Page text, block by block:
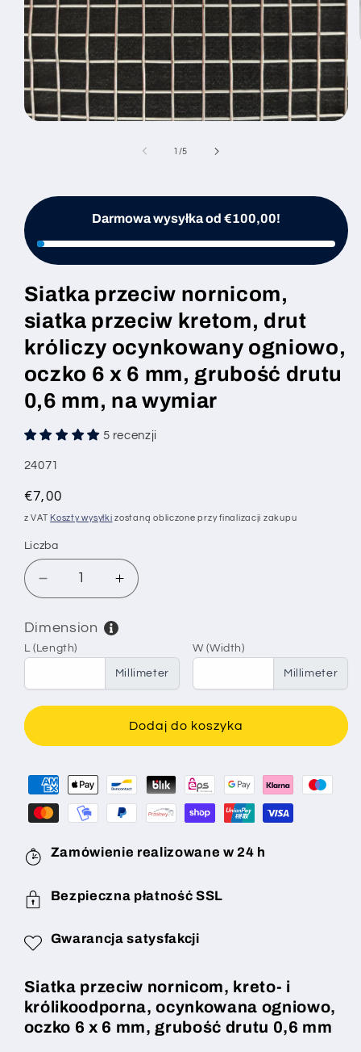
1 /z5
Darmowa wysyłka od €100,00!
Siatka przeciw nornicom,
siatka przeciw kretom, drut
króliczy ocynkowany ogniowo,
oczko 6 x 6 mm, grubość drutu
0,6 mm, na wymiar
5 recenzji
SKU:
24071
Cena
regularna
€7,00
z VAT Koszty wysyłki zostaną obliczone przy finalizacji zakupu
Liczba
Zmniejsz
ilość
dla
przeciw
siatka
przeciw
drut
ocynkowany
ogniowo,
oczko
mm,
grubość
0,6
na
wymiar
Zwiększ
ilość
dla
przeciw
nornicom,
siatka
przeciw
kretom,
drut
ocynkowany
ogniowo,
oczko
x
mm,
grubość
0,6
na
wymiar
Dimension
L (Length)
Millimeter
W (Width)
Millimeter
Dodaj do koszyka
Zamówienie realizowane w 24 h
Bezpieczna płatność SSL
Gwarancja satysfakcji
Siatka przeciw nornicom, kreto- i
królikoodporna, ocynkowana ogniowo,
oczko 6 x 6 mm, grubość drutu 0,6 mm